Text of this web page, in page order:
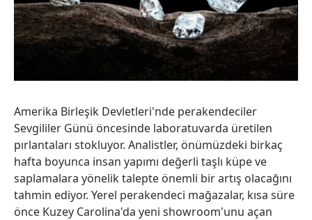
Amerika Birleşik Devletleri'nde perakendeciler
Sevgililer Günü öncesinde laboratuvarda üretilen
pırlantaları stokluyor. Analistler, önümüzdeki birkaç
hafta boyunca insan yapımı değerli taşlı küpe ve
saplamalara yönelik talepte önemli bir artış olacağını
tahmin ediyor. Yerel perakendeci mağazalar, kısa süre
önce Kuzey Carolina'da yeni showroom'unu açan